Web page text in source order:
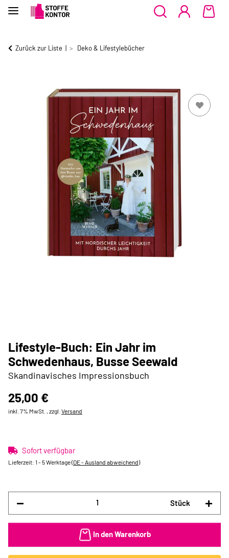
Zurück zur Liste Deko & Lifestylebücher
Lifestyle-Buch: Ein Jahr im
Schwedenhaus, Busse Seewald
Skandinavisches Impressionsbuch
25,00 €
inkl. 7% MwSt. , zzgl. Versand
Sofort verfügbar
Lieferzeit: 1 - 5 Werktage(DE - Ausland abweichend)
Stück
In den Warenkorb